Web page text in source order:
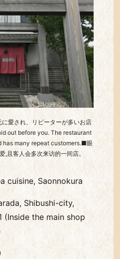
愛され、リピーターが多いお店
out before you. The restaurant
has many repeat customers.■眼
,且客人会多次来访的一间店。
cuisine, Saonnokura
Shibushi-city,
(Inside the main shop